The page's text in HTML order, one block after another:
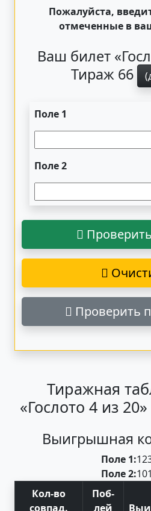
Пожалуйста,
отмеченные в
Ваш билет
Тираж 66
Поле 1
Поле 2
Проверить
Тиражная
«Гослото 4 из
Выигрышная
Поле 1:12
Поле 2:10
Кол-во
совпад.
Поб-
лей